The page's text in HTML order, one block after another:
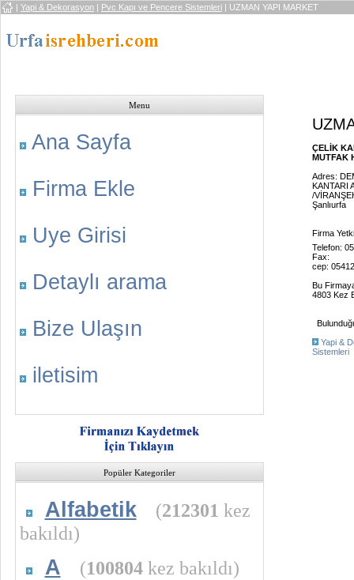
| Yapi & Dekorasyon | Pvc Kapı ve Pencere Sistemleri | UZMAN YAPI MARKET
Menu
Ana Sayfa
Firma Ekle
Uye Girisi
Detaylı arama
Bize Ulaşın
iletisim
Popüler Kategoriler
Alfabetik (212301 kez
bakıldı)
A (100804kez bakıldı)
ÇELİK
MUTFAK
Adres:
KANTARI
/
Şanlıurfa
Firma
Telefon:
Fax:
cep:
Bu
4803 Kez
Yapi &
Sistemleri